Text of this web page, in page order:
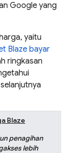
Google yang
yaitu
Blaze bayar
ringkasan
Blaze
penagihan
lebih